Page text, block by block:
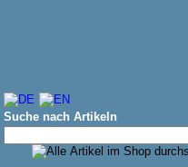
Suche nach Artikeln